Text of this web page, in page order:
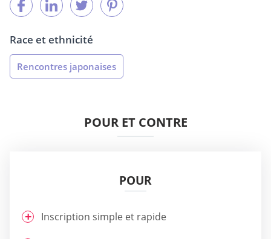
Race et ethnicité
Rencontres japonaises
POUR ET CONTRE
POUR
Inscription simple et rapide